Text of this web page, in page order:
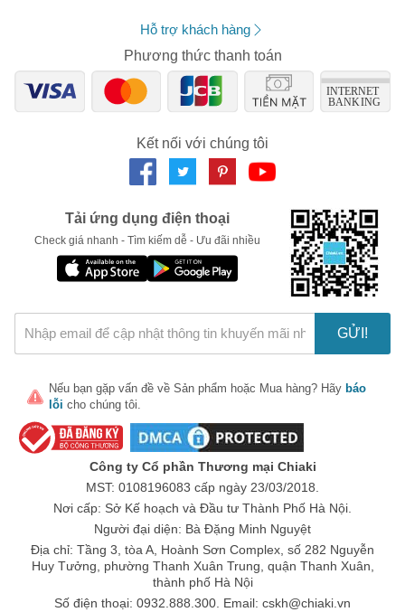
Lan, Gel bôi trơn tinh chất sâm tự nhiên Vanessa, Gel bôi
trơn Durex Play Warming 100ml, Gel bôi trơn Sagami Original
cho cảm xúc thăng hoa, ...
Lưu ý khi sử dụng gel bôi trơn
Để sử dụng gel bôi trơn đúng cách và phát huy hiệu quả tuyệt đối
thì người dùng nên lưu ý những điều sau:
Đọc kỹ hướng dẫn sử dụng trước khi dùng, hầu hết các gel
bôi trơn chỉ có khả năng sử dụng trong khoảng từ 3 -6 tháng,
do đó bạn không nên để hở sản phẩm quá lâu
khi quan hệ, do đó bạn không nên sử dụng với một số mục
đích khác để đảm bảo sự lành tính cho sức khỏe.
Không sử dụng quá nhiều gel bôi trơn, điều này gây lãng phí
cũng như không rửa sạch hết dễ gây viêm nhiễm phụ khoa
Hãy thử bôi gel với một lượng nhỏ lên cổ tay để kiểm tra sự
Sau khi sử dụng xong bạn nên rửa sạch, tránh để gel sót lại
Mua gel bôi trơn giá tốt, chính hãng ở đâu?
Hiện nay, các sản phẩm
phẩm Chăm sóc cá nhân thuộc mặt hàng Mỹ phẩm
bán tại Sàn thương mại điện tử Chiaki trên toàn quốc.
Bạn có thể mua trực tiếp trên website hoặc đặt hàng qua
Website: Chiaki.vn
Hotline: 0932.888.300
Email: cskh@chiaki.vn
Địa chỉ: Tầng 3, tòa A, Hoành Sơn Complex, số 282 Nguyễn
Huy Tưởng, Thanh Xuân Trung, Thanh Xuân, Hà Nội.
Hỗ trợ khách hàng
Phương thức thanh toán
Kết nối với chúng tôi
Tải ứng dụng điện thoại
Check giá nhanh - Tìm kiếm dễ - Ưu đãi nhiều
GỬI!
Nếu bạn gặp vấn đề về Sản phẩm hoặc Mua hàng? Hãy báo
lỗi cho chúng tôi.
Công ty Cổ phần Thương mại Chiaki
MST: 0108196083 cấp ngày 23/03/2018.
Nơi cấp: Sở Kế hoạch và Đầu tư Thành Phố Hà Nội.
Người đại diện: Bà Đặng Minh Nguyệt
Địa chỉ: Tầng 3, tòa A, Hoành Sơn Complex, số 282 Nguyễn
Huy Tưởng, phường Thanh Xuân Trung, quận Thanh Xuân,
thành phố Hà Nội
Số điện thoại: 0932.888.300. Email: cskh@chiaki.vn